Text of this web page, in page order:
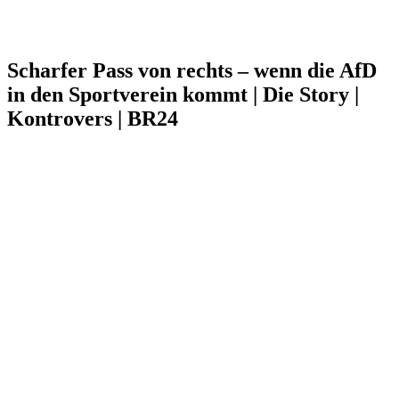
Scharfer Pass von rechts – wenn die AfD
in den Sportverein kommt | Die Story |
Kontrovers | BR24